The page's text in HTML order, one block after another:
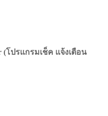
(โปรแกรมเช็ค แจ้งเตือน